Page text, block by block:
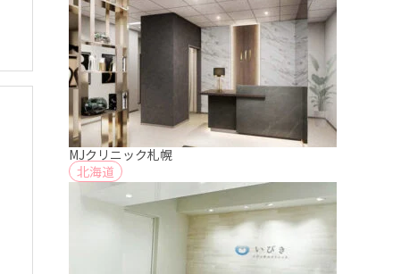
MJクリニック札幌
北海道